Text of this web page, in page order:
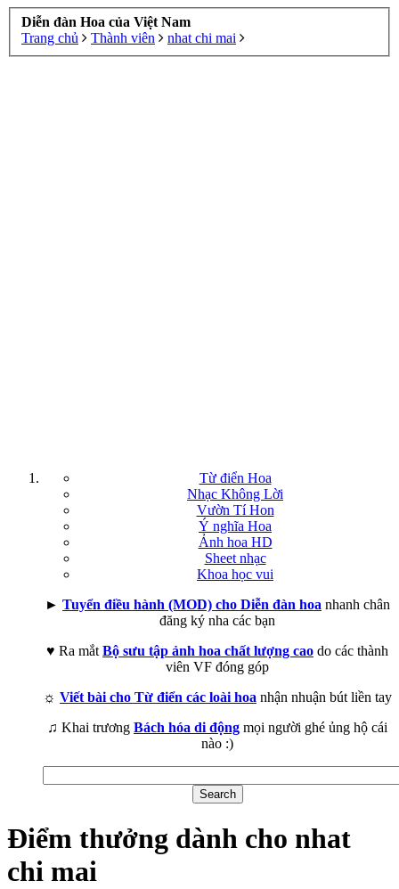
Diễn đàn Hoa của Việt Nam
Trang chủ
Thành viên nhat chi mai
Từ điển Hoa
Nhạc Không Lời
Vườn Tí Hon
Ý nghĩa Hoa
Ảnh hoa HD
Sheet nhạc
Khoa học vui
► Tuyển điều hành (MOD) cho Diễn đàn hoa nhanh chân
đăng ký nha các bạn
♥ Ra mắt Bộ sưu tập ảnh hoa chất lượng cao do các thành
viên VF đóng góp
☼ Viết bài cho Từ điển các loài hoa nhận nhuận bút liền tay
♫ Khai trương Bách hóa di động mọi người ghé ủng hộ cái
nào :)
Điểm thưởng dành cho nhat
chi mai